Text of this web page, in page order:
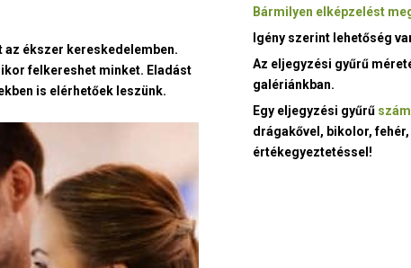
az ékszer kereskedelemben.
felkereshet minket. Eladást
is elérhetőek leszünk.
Bármilyen elképzelést
Igény szerint lehetőség
Az eljegyzési gyűrű
galériánkban.
Egy eljegyzési gyűrű
drágakővel, bikolor,
értékegyeztetéssel!